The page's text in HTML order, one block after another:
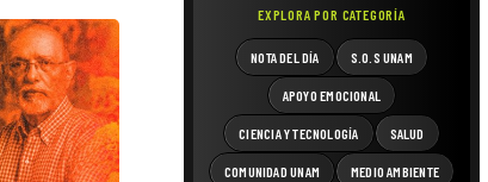
EXPLORA POR CATEGORÍA
NOTA DEL DÍA S.O.S UNAM
APOYO EMOCIONAL
CIENCIA Y TECNOLOGÍA SALUD
COMUNIDAD UNAM MEDIO AMBIENTE